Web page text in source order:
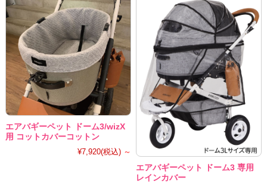
エアバギーペット ドーム3/wizX
用 コットカバーコットン
¥7,920(税込) ～
エアバギーペット ドーム3 専用
レインカバー